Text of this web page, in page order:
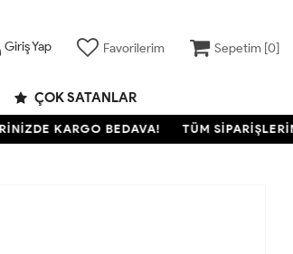
Giriş Yap Favorilerim Sepetim [0]
ÇOK SATANLAR
KARGO BEDAVA! TÜM